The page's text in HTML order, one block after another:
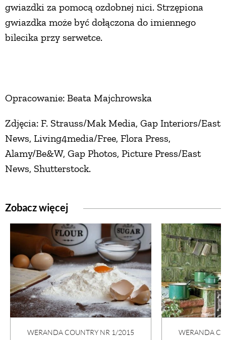
gwiazdki za pomocą ozdobnej nici. Strzępiona
gwiazdka może być dołączona do imiennego
bilecika przy serwetce.
Opracowanie: Beata Majchrowska
Zdjęcia: F. Strauss/Mak Media, Gap Interiors/East
News, Living4media/Free, Flora Press,
Alamy/Be&W, Gap Photos, Picture Press/East
News, Shutterstock.
Zobacz więcej
WERANDA COUNTRY NR 1/2015 WERANDA